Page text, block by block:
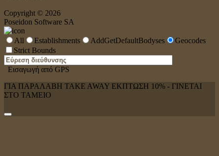
Copyright © 2026
Poseidon Software SA
All Establishments AddGetDefaultBodyses
Geocodes
Strict Bounds
Εισαγωγή από GPS
ΓΙΑ ΠΑΡΑΛΑΒΗ TAKE AWAY ΕΚΠΤΩΣΗ 10% - ΓΙΝΕΤΑΙ
ΣΤΟ ΤΑΜΕΙΟ